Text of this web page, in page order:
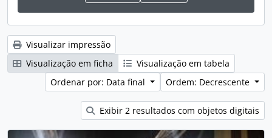
Visualizar impressão
Visualização em ficha
Visualização em tabela
Ordenar por: Data final
Ordem: Decrescente
Exibir 2 resultados com objetos digitais